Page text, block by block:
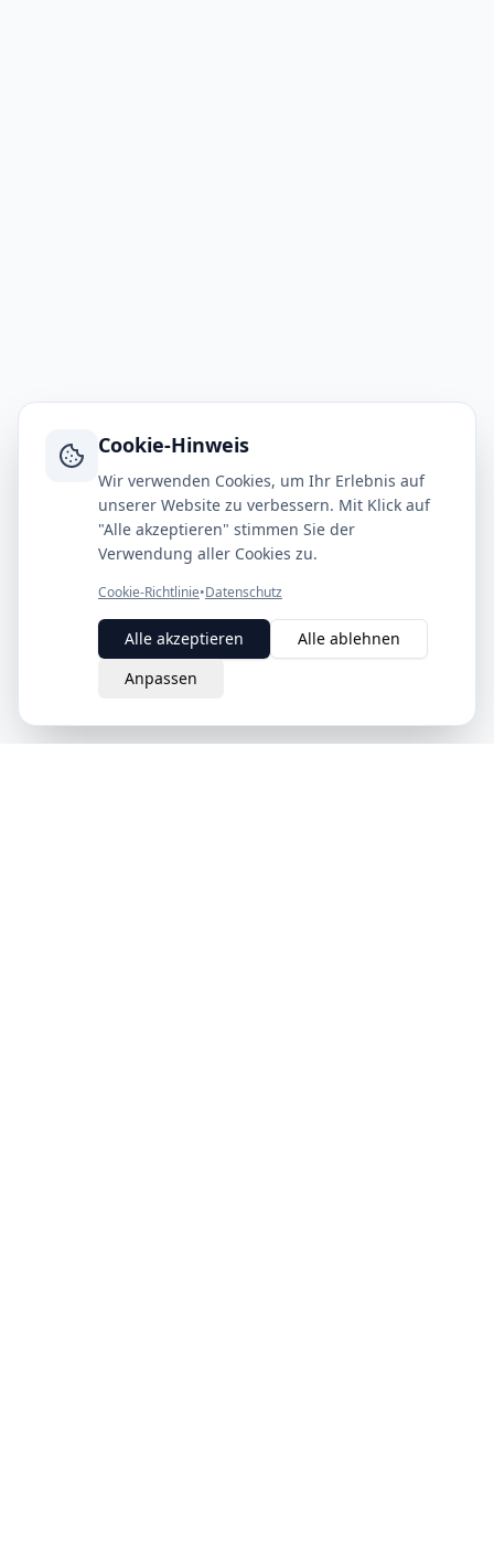
Cookie-Hinweis
Wir verwenden Cookies, um Ihr Erlebnis auf
unserer Website zu verbessern. Mit Klick auf
"Alle akzeptieren" stimmen Sie der
Verwendung aller Cookies zu.
Cookie-Richtlinie•Datenschutz
Alle akzeptieren
Alle ablehnen
Anpassen